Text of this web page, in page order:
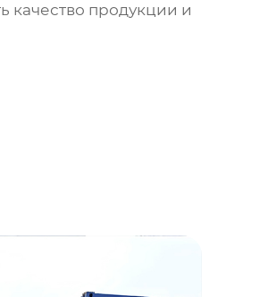
качество продукции и